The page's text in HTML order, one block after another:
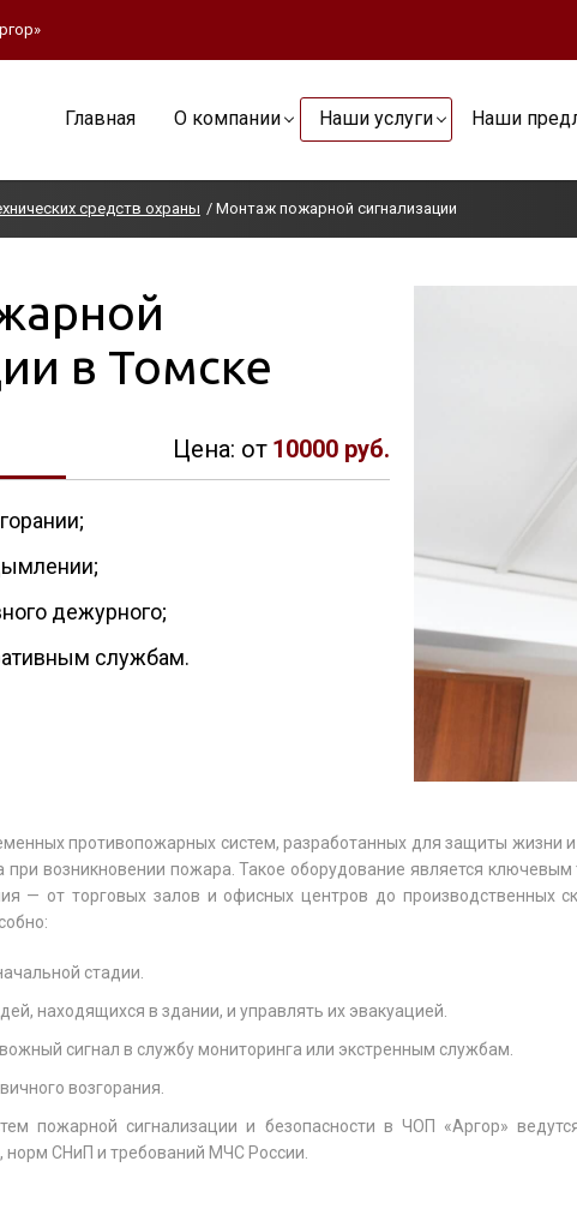
Главная О компании Наши услуги Наши
средств охраны Монтаж пожарной сигнализации
в Томске
Цена: от 10000 руб.
дежурного;
службам.
противопожарных систем, разработанных для защиты жизни
при возникновении пожара. Такое оборудование является
— от торговых залов и офисных центров до производственных
стадии.
находящихся в здании, и управлять их эвакуацией.
сигнал в службу мониторинга или экстренным службам.
возгорания.
пожарной сигнализации и безопасности в ЧОП «Аргор»
СНиП и требований МЧС России.